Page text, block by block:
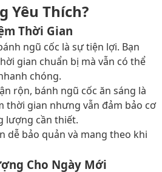
Yêu Thích?
Thời Gian
ngũ cốc là sự tiện lợi. Bạn
gian chuẩn bị mà vẫn có thể
chóng.
rộn, bánh ngũ cốc ăn sáng là
thời gian nhưng vẫn đảm bảo cơ
lượng cần thiết.
dễ bảo quản và mang theo khi
Cho Ngày Mới